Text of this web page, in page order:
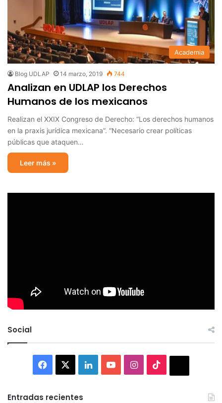
Academia
Blog UDLAP 14 marzo, 2019 744
Analizan en UDLAP los Derechos
Humanos de los mexicanos
Realizan el XXIX Congreso de Derecho: “Los derechos humanos
en la praxis jurídica mexicana”. “Necesario crear políticas
públicas que ataquen…
Leer más »
Social
Facebook LinkedInYouTubeInstagram
Entradas recientes